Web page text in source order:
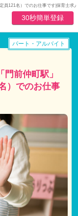
121名）でのお仕事です|保育士求
30秒簡単登録
前仲町駅」
）でのお仕事
パート・アルバイト